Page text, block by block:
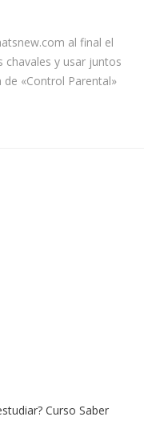
al final el
y usar juntos
«Control Parental»
Curso Saber